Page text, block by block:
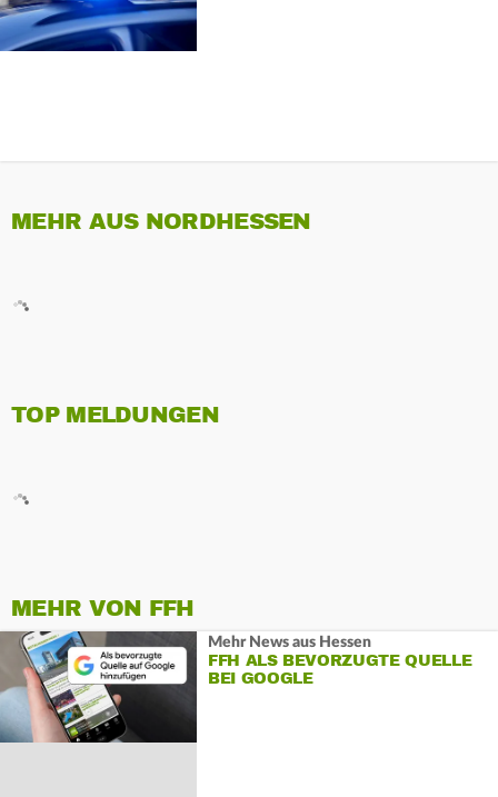
MEHR AUS NORDHESSEN
TOP MELDUNGEN
MEHR VON FFH
Mehr News aus Hessen
FFH ALS BEVORZUGTE QUELLE
BEI GOOGLE